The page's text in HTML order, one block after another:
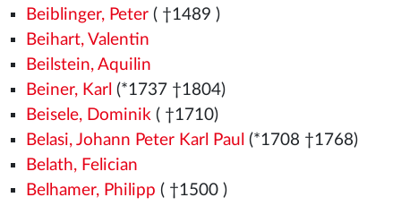
Beiblinger, Peter( †1489 )
Beihart, Valentin
Beilstein, Aquilin
Beiner, Karl (*1737 †1804)
Beisele, Dominik( †1710)
Belasi, Johann Peter Karl Paul (*1708 †1768)
Belath, Felician
Belhamer, Philipp ( †1500 )